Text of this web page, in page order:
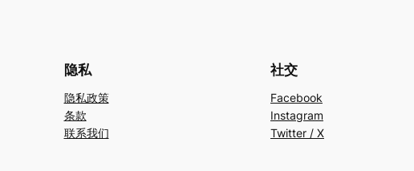
隐私
隐私政策
条款
联系我们
社交
Facebook
Instagram
Twitter / X